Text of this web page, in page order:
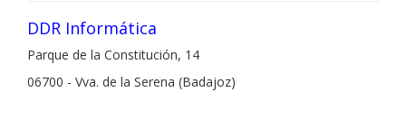
DDR Informática
Parque de la Constitución, 14
06700 - Vva. de la Serena (Badajoz)